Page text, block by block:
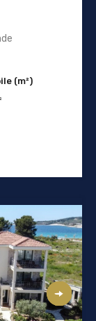
(m²)